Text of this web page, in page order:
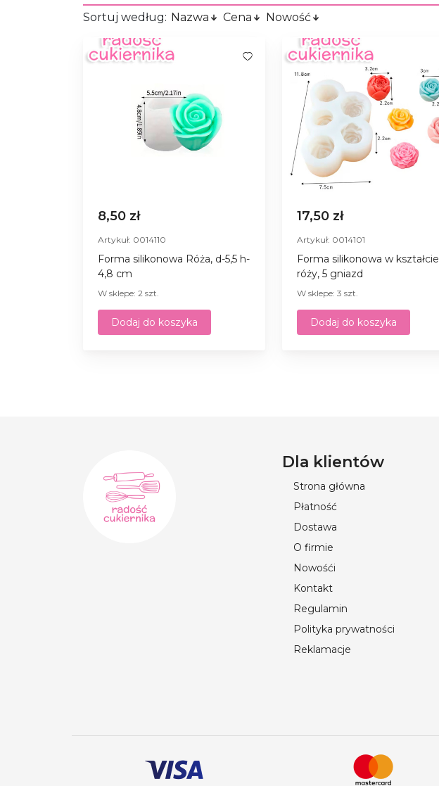
Sortuj według: Nazwa Cena Nowość
8,50 zł
Artykuł: 0014110
Forma silikonowa Róża, d-5,5 h-
4,8 cm
W sklepe: 2 szt.
Dodaj do koszyka
17,50 zł
Artykuł: 0014101
Forma silikonowa w kształcie
róży, 5 gniazd
W sklepe: 3 szt.
Dodaj do koszyka
Dla klientów
Strona główna
Płatność
Dostawa
O firmie
Nowośći
Kontakt
Regulamin
Polityka prywatności
Reklamacje